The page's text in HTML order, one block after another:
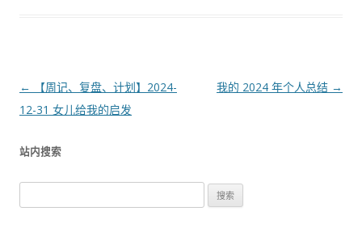
文
章
航
←
【周记、复盘、计划】2024-
12-31 女儿给我的启发
我的 2024 年个人总结 →
站内搜索
索